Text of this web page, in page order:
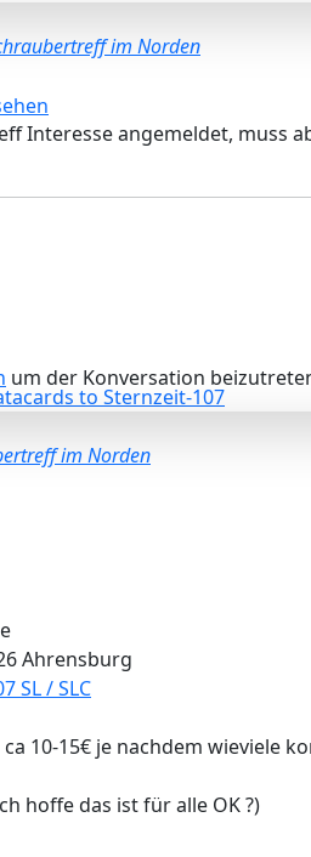
/ SLC
im Norden
Interesse angemeldet, muss
um der Konversation
im Norden
Ahrensburg
10-15€ je nachdem wieviele
hoffe das ist für alle OK ?)